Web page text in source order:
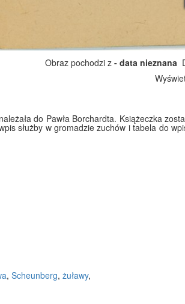
Obraz pochodzi z - data nieznana
do Pawła Borchardta. Książeczka
służby w gromadzie zuchów i tabela do
, Scheunberg, żuławy,